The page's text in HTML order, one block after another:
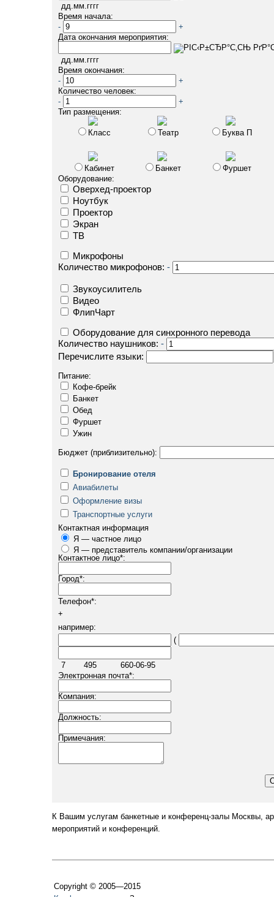
дд.мм.гггг
Время начала:
-
+
Дата окончания мероприятия:
дд.мм.гггг
Время окончания:
-
+
Количество человек:
-
+
Тип размещения:
Класс Театр Буква П
Кабинет Банкет
Фуршет
Оборудование:
Оверхед-проектор
Ноутбук
Проектор
Экран
ТВ
Микрофоны
Количество микрофонов: -
Звукоусилитель
Видео
ФлипЧарт
Оборудование для синхронного перевода
Количество наушников: -
Перечислите языки:
Питание:
Кофе-брейк
Банкет
Обед
Фуршет
Ужин
Бюджет (приблизительно):
Бронирование отеля
Авиабилеты
Оформление визы
Транспортные услуги
Контактная информация
Я — частное лицо
Я — представитель компании/организации
Контактное лицо*:
Город*:
Телефон*:
+
например:
(
7 495
660-06-95
Электронная почта*:
Компания:
Должность:
Примечания:
К Вашим услугам банкетные и конференц-залы Москвы,
мероприятий и конференций.
Copyright © 2005—2015